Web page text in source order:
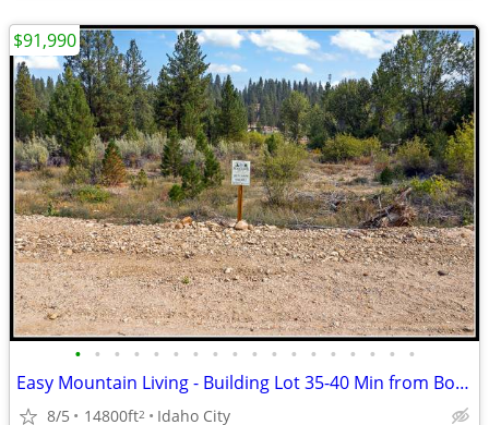
• • • • • • • • • • • • • • • • • •
Easy Mountain Living - Building Lot 35-40 Min from Boise
8/5 14800ft2 Idaho City
$91,990